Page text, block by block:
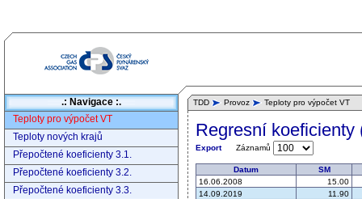
.: Navigace :.
Teploty pro výpočet VT
Teploty nových krajů
Přepočtené koeficienty 3.1.
Přepočtené koeficienty 3.2.
Přepočtené koeficienty 3.3.
TDD Provoz Teploty pro výpočet VT
Regresní koeficienty
Export Záznamů
Datum
SM
16.06.2008
15.00
14.09.2019
11.90